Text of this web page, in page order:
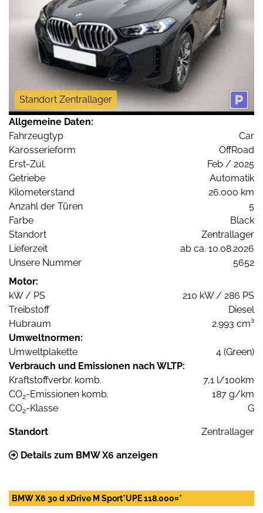
Standort Zentrallager
Allgemeine Daten:
Fahrzeugtyp
Car
Karosserieform
OffRoad
Erst-Zul.
Feb / 2025
Getriebe
Automatik
Kilometerstand
26.000 km
Anzahl der Türen
5
Farbe
Black
Standort
Zentrallager
Lieferzeit
ab ca. 10.08.2026
Unsere Nummer
5652
Motor:
kW / PS
210 kW / 286 PS
Treibstoff
Diesel
Hubraum
2.993 cm³
Umweltnormen:
Umweltplakette
4 (Green)
Verbrauch und Emissionen nach WLTP:
Kraftstoffverbr. komb.
7,1 l/100km
CO2-Emissionen komb.
187 g/km
CO2-Klasse G
Standort Zentrallager
Details zum BMW X6 anzeigen
BMW X6 30 d xDrive M Sport*UPE 118.000¤*